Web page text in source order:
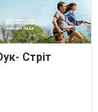
Стріт